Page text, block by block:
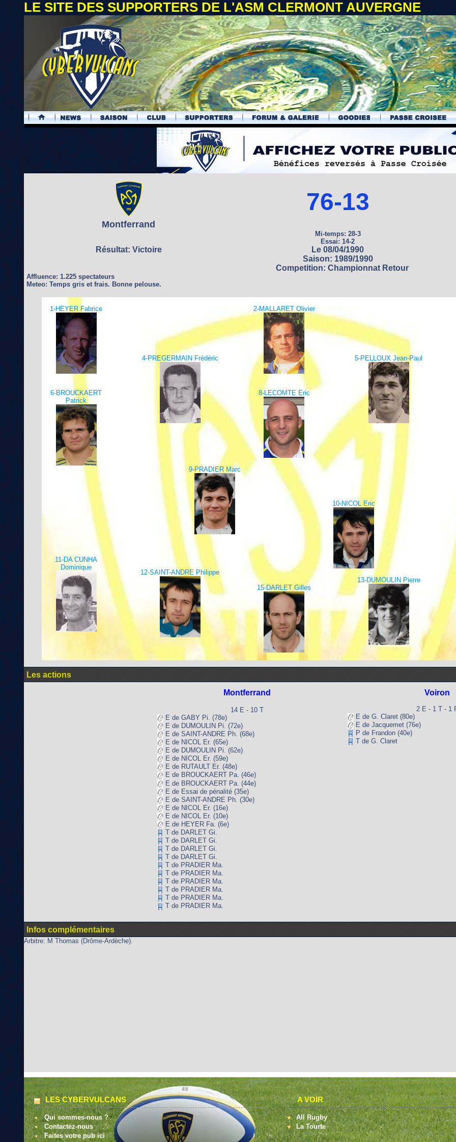
LE SITE DES SUPPORTERS DE L'ASM CLERMONT AUVERGNE
.
Montferrand
76-13
Mi-temps: 28-3
Essai: 14-2
Résultat: Victoire
Le 08/04/1990
Saison: 1989/1990
Competition: Championnat Retour
Affluence: 1.225 spectateurs
Meteo: Temps gris et frais. Bonne pelouse.
1-HEYER Fabrice 2-MALLARET Olivier
4-PREGERMAIN Frédéric 5-PELLOUX Jean-Paul
6-BROUCKAERT
Patrick
8-LECOMTE Eric
9-PRADIER Marc
10-NICOL Eric
11-DA CUNHA
Dominique
12-SAINT-ANDRE Philippe
13-DUMOULIN Pierre
15-DARLET Gilles
Les actions
Montferrand
14 E - 10 T
E de GABY Pi. (78e)
E de DUMOULIN Pi. (72e)
E de SAINT-ANDRE Ph. (68e)
E de NICOL Er. (65e)
E de DUMOULIN Pi. (62e)
E de NICOL Er. (59e)
E de RUTAULT Er. (48e)
E de BROUCKAERT Pa. (46e)
E de BROUCKAERT Pa. (44e)
E de Essai de pénalité (35e)
E de SAINT-ANDRE Ph. (30e)
E de NICOL Er. (16e)
E de NICOL Er. (10e)
E de HEYER Fa. (6e)
T de DARLET Gi.
T de DARLET Gi.
T de DARLET Gi.
T de DARLET Gi.
T de PRADIER Ma.
T de PRADIER Ma.
T de PRADIER Ma.
T de PRADIER Ma.
T de PRADIER Ma.
T de PRADIER Ma.
Voiron
2 E - 1 T - 1
E de G. Claret (80e)
E de Jacquemet (76e)
P de Frandon (40e)
T de G. Claret
Infos complémentaires
Arbitre: M Thomas (Drôme-Ardèche).
LES CYBERVULCANS
Qui sommes-nous ?
Contactez-nous
Faites votre pub ici
A VOIR
All Rugby
La Tourte